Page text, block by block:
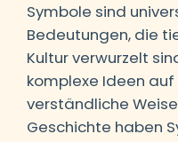
Symbole sind
Bedeutungen, die
Kultur verwurzelt
komplexe Ideen
verständliche
Geschichte haben